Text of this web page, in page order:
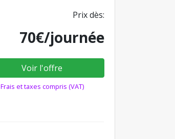
Prix dès:
70€/journée
Voir l'offre
Frais et taxes compris (VAT)